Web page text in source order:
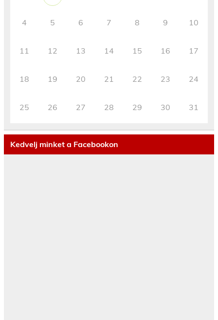
4 5 6 7 8 9 10
11 12 13 14 15 16 17
18 19 20 21 22 23 24
25 26 27 28 29 30 31
Kedvelj minket a Facebookon